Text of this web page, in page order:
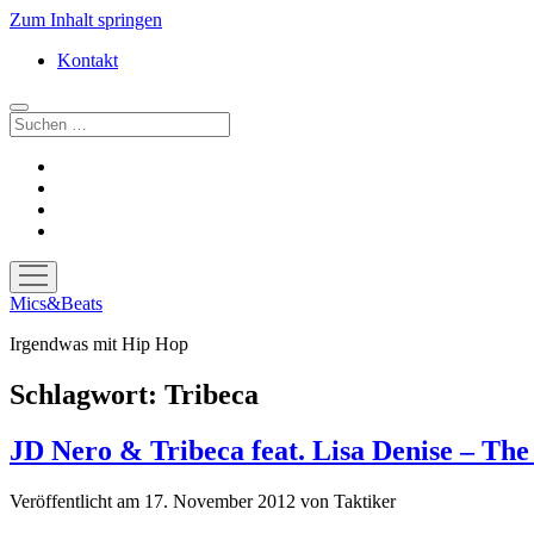
Zum Inhalt springen
Kontakt
Suchen
Menü
öffnen
Mics&Beats
Irgendwas mit Hip Hop
Schlagwort: Tribeca
JD Nero & Tribeca feat. Lisa Denise –
Veröffentlicht am 17. November 2012 von Taktiker